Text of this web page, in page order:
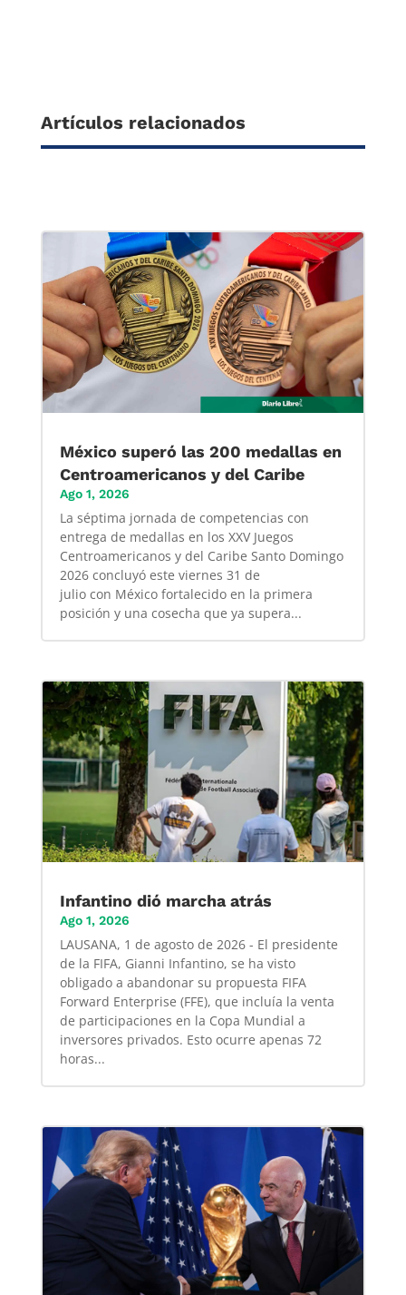
Artículos relacionados
México superó las 200 medallas en
Centroamericanos y del Caribe
Ago 1, 2026
La séptima jornada de competencias con
entrega de medallas en los XXV Juegos
Centroamericanos y del Caribe Santo Domingo
2026 concluyó este viernes 31 de
julio con México fortalecido en la primera
posición y una cosecha que ya supera...
Infantino dió marcha atrás
Ago 1, 2026
LAUSANA, 1 de agosto de 2026 - El presidente
de la FIFA, Gianni Infantino, se ha visto
obligado a abandonar su propuesta FIFA
Forward Enterprise (FFE), que incluía la venta
de participaciones en la Copa Mundial a
inversores privados. Esto ocurre apenas 72
horas...